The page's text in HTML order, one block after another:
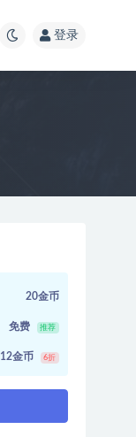
登录
20金币
免费 推荐
12金币 6折